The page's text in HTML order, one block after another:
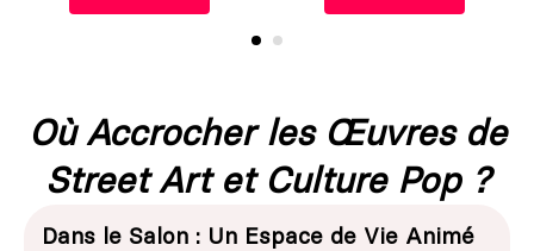
Où Accrocher les Œuvres de
Street Art et Culture Pop ?
Dans le Salon : Un Espace de Vie Animé